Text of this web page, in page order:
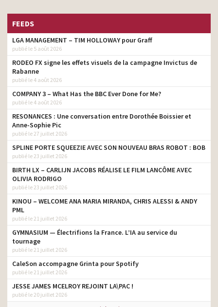
FEEDS
LGA MANAGEMENT – TIM HOLLOWAY pour Graff
publié le 5 août 2026
RODEO FX signe les effets visuels de la campagne Invictus de
Rabanne
publié le 4 août 2026
COMPANY 3 – What Has the BBC Ever Done for Me?
publié le 4 août 2026
RESONANCES : Une conversation entre Dorothée Boissier et
Anne-Sophie Pic
publié le 27 juillet 2026
SPLINE PORTE SQUEEZIE AVEC SON NOUVEAU BRAS ROBOT : BOB
publié le 23 juillet 2026
BIRTH LX – CARLIJN JACOBS RÉALISE LE FILM LANCÔME AVEC
OLIVIA RODRIGO
publié le 23 juillet 2026
KINOU – WELCOME ANA MARIA MIRANDA, CHRIS ALESSI & ANDY
PML
publié le 21 juillet 2026
GYMNASIUM — Électrifions la France. L’IA au service du
tournage
publié le 21 juillet 2026
CaleSon accompagne Grinta pour Spotify
publié le 21 juillet 2026
JESSE JAMES MCELROY REJOINT LA\PAC !
publié le 20 juillet 2026